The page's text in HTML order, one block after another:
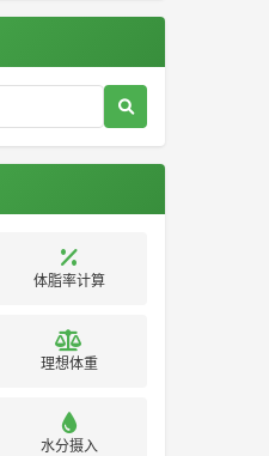
体脂率计算
理想体重
水分摄入